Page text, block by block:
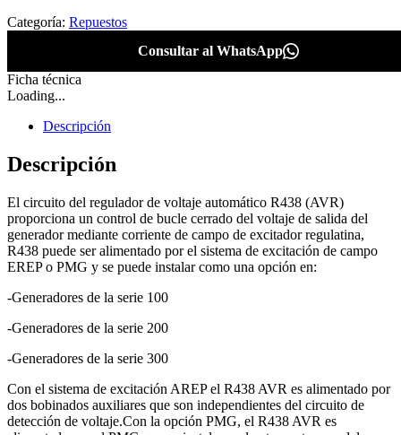
Categoría: Repuestos
Consultar al WhatsApp
Ficha técnica
Loading...
Descripción
Descripción
El circuito del regulador de voltaje automático R438 (AVR)
proporciona un control de bucle cerrado del voltaje de salida del
generador mediante corriente de campo de excitador regulatina,
R438 puede ser alimentado por el sistema de excitación de campo
EREP o PMG y se puede instalar como una opción en:
-Generadores de la serie 100
-Generadores de la serie 200
-Generadores de la serie 300
Con el sistema de excitación AREP el R438 AVR es alimentado por
dos bobinados auxiliares que son independientes del circuito de
detección de voltaje.Con la opción PMG, el R438 AVR es